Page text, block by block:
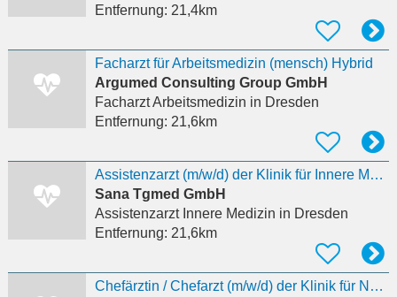
Entfernung: 21,4km
Facharzt für Arbeitsmedizin (mensch) Hybrid
Argumed Consulting Group GmbH
Facharzt Arbeitsmedizin in Dresden
Entfernung: 21,6km
Assistenzarzt (m/w/d) der Klinik für Innere Medizin und Kardiologie
Sana Tgmed GmbH
Assistenzarzt Innere Medizin in Dresden
Entfernung: 21,6km
Chefärztin / Chefarzt (m/w/d) der Klinik für Neurologie